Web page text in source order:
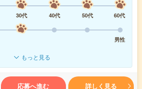
30代 40代 50代
60代
男性
もっと見る
応募へ進む 詳しく見る